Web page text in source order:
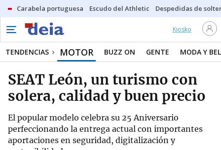
Carabela portuguesa Escudo del Athletic Despedidas de
Kiosko
TENDENCIAS MOTOR BUZZ ON GENTE MODA Y
SEAT León, un turismo con
solera, calidad y buen precio
El popular modelo celebra su 25 Aniversario
perfeccionando la entrega actual con importantes
aportaciones en seguridad, digitalización y